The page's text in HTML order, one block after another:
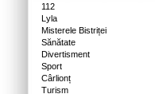
112
Lyla
Misterele Bistriței
Sănătate
Divertisment
Sport
Cârlionț
Turism